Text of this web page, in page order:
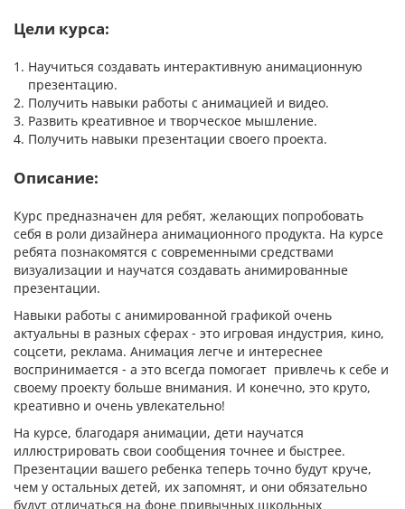
Цели курса:
Научиться создавать интерактивную анимационную
презентацию.
Получить навыки работы с анимацией и видео.
Развить креативное и творческое мышление.
Получить навыки презентации своего проекта.
Описание:
Курс предназначен для ребят, желающих попробовать
себя в роли дизайнера анимационного продукта. На курсе
ребята познакомятся с современными средствами
визуализации и научатся создавать анимированные
презентации.
Навыки работы с анимированной графикой очень
актуальны в разных сферах - это игровая индустрия, кино,
соцсети, реклама. Анимация легче и интереснее
воспринимается - а это всегда помогает привлечь к себе и
своему проекту больше внимания. И конечно, это круто,
креативно и очень увлекательно!
На курсе, благодаря анимации, дети научатся
иллюстрировать свои сообщения точнее и быстрее.
Презентации вашего ребенка теперь точно будут круче,
чем у остальных детей, их запомнят, и они обязательно
будут отличаться на фоне привычных школьных